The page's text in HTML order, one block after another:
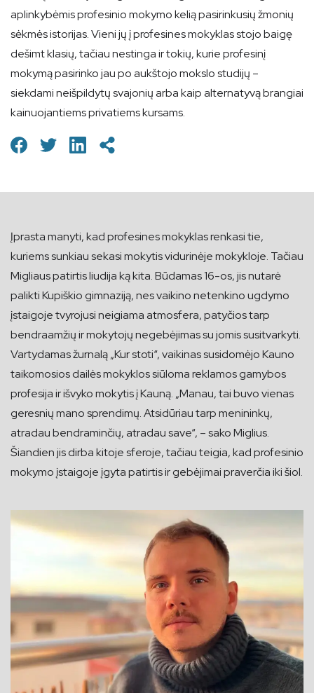
aplinkybėmis profesinio mokymo kelią pasirinkusių žmonių
sėkmės istorijas. Vieni jų į profesines mokyklas stojo baigę
dešimt klasių, tačiau nestinga ir tokių, kurie profesinį
mokymą pasirinko jau po aukštojo mokslo studijų –
siekdami neišpildytų svajonių arba kaip alternatyvą brangiai
kainuojantiems privatiems kursams.
Įprasta manyti, kad profesines mokyklas renkasi tie,
kuriems sunkiau sekasi mokytis vidurinėje mokykloje. Tačiau
Migliaus patirtis liudija ką kita. Būdamas 16-os, jis nutarė
palikti Kupiškio gimnaziją, nes vaikino netenkino ugdymo
įstaigoje tvyrojusi neigiama atmosfera, patyčios tarp
bendraamžių ir mokytojų negebėjimas su jomis susitvarkyti.
Vartydamas žurnalą „Kur stoti“, vaikinas susidomėjo Kauno
taikomosios dailės mokyklos siūloma reklamos gamybos
profesija ir išvyko mokytis į Kauną. „Manau, tai buvo vienas
geresnių mano sprendimų. Atsidūriau tarp menininkų,
atradau bendraminčių, atradau save“, – sako Miglius.
Šiandien jis dirba kitoje sferoje, tačiau teigia, kad profesinio
mokymo įstaigoje įgyta patirtis ir gebėjimai praverčia iki šiol.